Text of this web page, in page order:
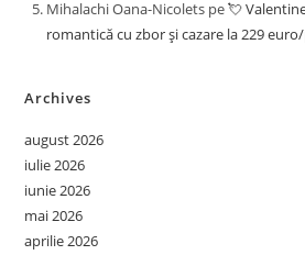
Mihalachi Oana-Nicolets pe💘
romantică cu zbor și cazare la 229
Archives
august 2026
iulie 2026
iunie 2026
mai 2026
aprilie 2026